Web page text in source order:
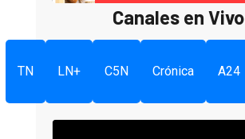
Canales en Vivo
TN LN+ C5N Crónica A24